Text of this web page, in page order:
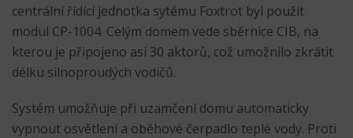
centrální řídící jednotka sytému Foxtrot byl použit
modul CP-1004. Celým domem vede sběrnice CIB, na
kterou je připojeno asi 30 aktorů, což umožnilo zkrátit
délku silnoproudých vodičů.
Systém umožňuje při uzamčení domu automaticky
vypnout osvětlení a oběhové čerpadlo teplé vody. Proti